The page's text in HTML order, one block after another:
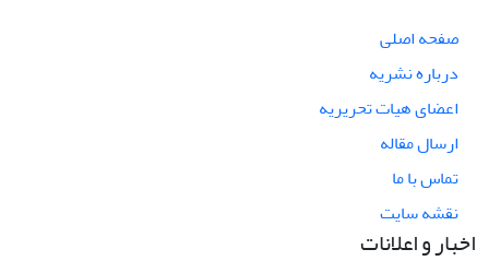
صفحه اصلی
درباره نشریه
اعضای هیات تحریریه
ارسال مقاله
تماس با ما
نقشه سایت
اخبار و اعلانات